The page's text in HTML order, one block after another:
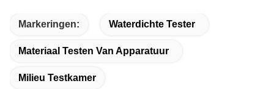
Markeringen: Waterdichte Tester
Materiaal Testen Van Apparatuur
Milieu Testkamer